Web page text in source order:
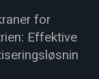
for
Effektive